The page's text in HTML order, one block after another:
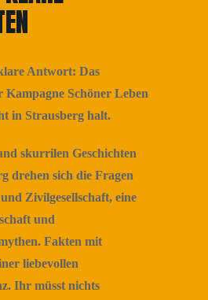
Antwort: Das
Kampagne Schöner Leben
in Strausberg halt.
skurrilen Geschichten
drehen sich die Fragen
Zivilgesellschaft, eine
und
Fakten mit
liebevollen
Ihr müsst nichts